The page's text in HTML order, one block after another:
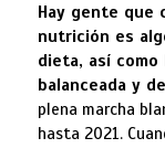
Hay gente que
nutrición es
dieta, así
balanceada y
plena marcha
hasta 2021.